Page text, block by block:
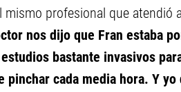
mismo profesional que
nos dijo que Fran estaba
bastante invasivos
pinchar cada media hora. Y